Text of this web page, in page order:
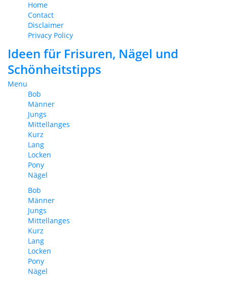
Home
Contact
Disclaimer
Privacy Policy
Ideen für Frisuren, Nägel und
Schönheitstipps
Menu
Bob
Männer
Jungs
Mittellanges
Kurz
Lang
Locken
Pony
Nägel
Bob
Männer
Jungs
Mittellanges
Kurz
Lang
Locken
Pony
Nägel